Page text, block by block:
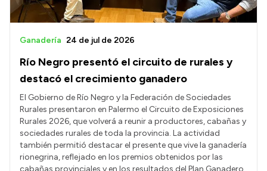
Presupuesto
Boletín Oficial
Compras y licitaciones
Consulta de expedientes
Consulta de pago a proveedores
Convocatorias
Intranet
Login
Río Negro presentó el circuito de rurales y
destacó el crecimiento ganadero
Ganadería 24 de jul de 2026
El Gobierno de Río Negro y la Federación de Sociedades
Rurales presentaron en Palermo el Circuito de Exposiciones
Rurales 2026, que volverá a reunir a productores, cabañas y
sociedades rurales de toda la provincia. La actividad
también permitió destacar el presente que vive la ganadería
rionegrina, reflejado en los premios obtenidos por las